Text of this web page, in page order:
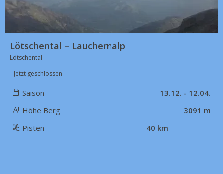
Lötschental – Lauchernalp
Lötschental
Jetzt geschlossen
Saison
13.12. - 12.04.
Höhe Berg
3091 m
Pisten
40 km